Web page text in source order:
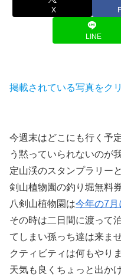
X
LINE
掲載されている写真をク
今週末はどこにも行く予
う黙っていられないのが
定山渓のスタンプラリー
剣山植物園の釣り堀無料
八剣山植物園は今年の7月
その時は二日間に渡って
てしまい孫っち達は来ま
クティビティは何もやり
天気も良くちょっと出か